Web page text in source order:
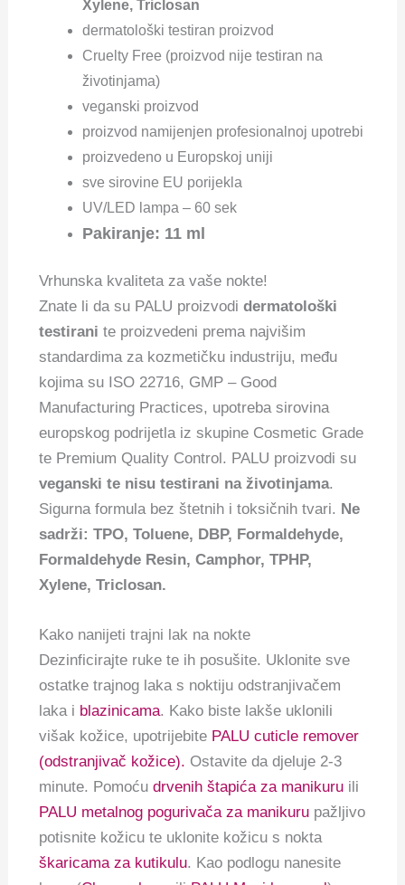
Xylene, Triclosan
dermatološki testiran proizvod
Cruelty Free (proizvod nije testiran na
životinjama)
veganski proizvod
proizvod namijenjen profesionalnoj upotrebi
proizvedeno u Europskoj uniji
sve sirovine EU porijekla
UV/LED lampa – 60 sek
Pakiranje: 11 ml
Vrhunska kvaliteta za vaše nokte!
Znate li da su PALU proizvodidermatološki
testirani te proizvedeni prema najvišim
standardima za kozmetičku industriju, među
kojima su ISO 22716, GMP – Good
Manufacturing Practices, upotreba sirovina
europskog podrijetla iz skupine Cosmetic Grade
te Premium Quality Control. PALU proizvodi su
veganski te nisu testirani na životinjama.
Sigurna formula bez štetnih i toksičnih tvari. Ne
sadrži: TPO, Toluene, DBP, Formaldehyde,
Formaldehyde Resin, Camphor, TPHP,
Xylene, Triclosan.
Kako nanijeti trajni lak na nokte
Dezinficirajte ruke te ih posušite. Uklonite sve
ostatke trajnog laka s noktiju odstranjivačem
laka i blazinicama. Kako biste lakše uklonili
višak kožice, upotrijebite PALU cuticle remover
(odstranjivač kožice). Ostavite da djeluje 2-3
minute. Pomoćudrvenih štapića za manikuru ili
PALU metalnog pogurivača za manikuru pažljivo
potisnite kožicu te uklonite kožicu s nokta
škaricama za kutikulu. Kao podlogu nanesite